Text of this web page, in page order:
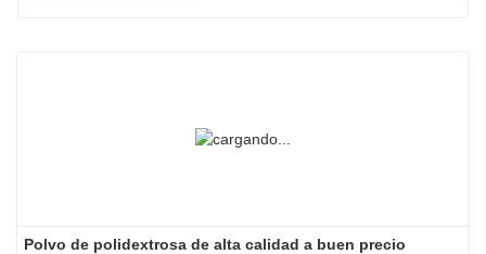
Polvo de polidextrosa de alta calidad a buen precio